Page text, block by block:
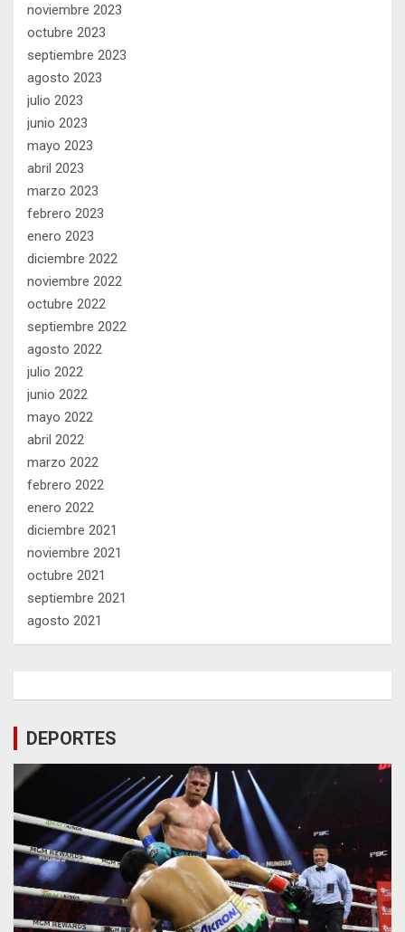
noviembre 2023
octubre 2023
septiembre 2023
agosto 2023
julio 2023
junio 2023
mayo 2023
abril 2023
marzo 2023
febrero 2023
enero 2023
diciembre 2022
noviembre 2022
octubre 2022
septiembre 2022
agosto 2022
julio 2022
junio 2022
mayo 2022
abril 2022
marzo 2022
febrero 2022
enero 2022
diciembre 2021
noviembre 2021
octubre 2021
septiembre 2021
agosto 2021
DEPORTES